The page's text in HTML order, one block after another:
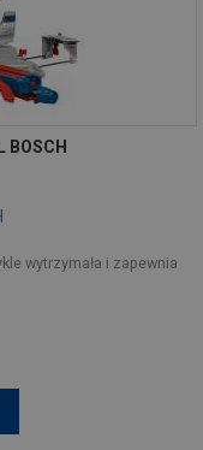
BOSCH
wytrzymała i zapewnia